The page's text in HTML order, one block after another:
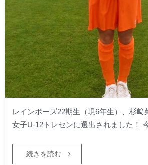
レインボーズ22期生（現6年生）、杉﨑
女子U-12トレセンに選出されました！
続きを読む